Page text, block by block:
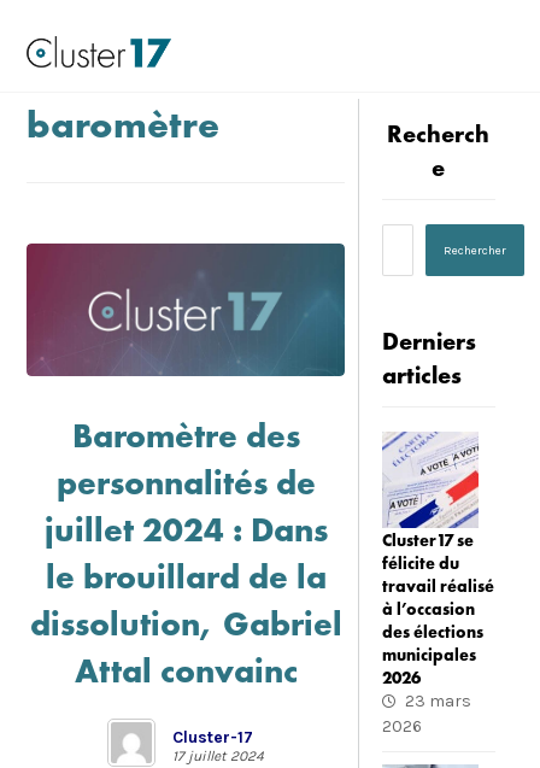
baromètre
Baromètre des
personnalités de
juillet 2024 : Dans
le brouillard de la
dissolution, Gabriel
Attal convainc
Cluster-17
17 juillet 2024
Recherch
e
Derniers
articles
Cluster17 se
félicite du
travail réalisé
à l’occasion
des élections
municipales
2026
23 mars
2026